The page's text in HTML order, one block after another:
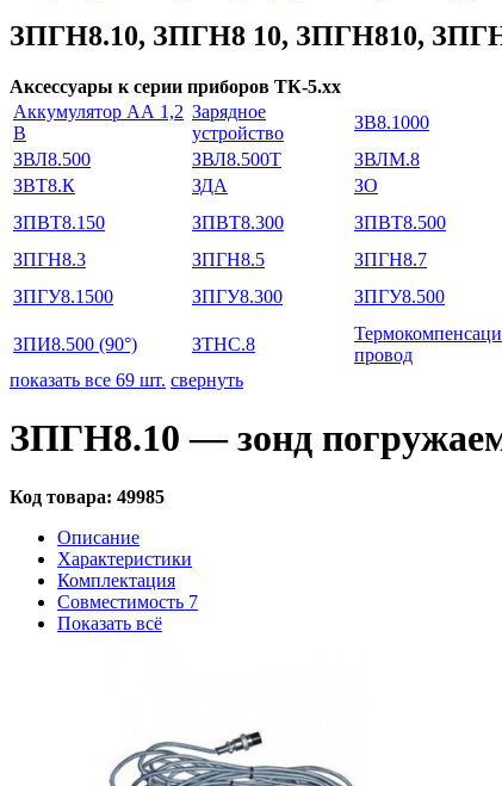
ЗПГН8.10, ЗПГН8 10, ЗПГН810,
Аксессуары к серии приборов ТК-5.хх
Аккумулятор АА 1,2
В
Зарядное
устройство
ЗВ8.1000
ЗВЛ8.500
ЗВЛ8.500Т ЗВЛМ.8
ЗВТ8.К
ЗДА ЗО
ЗПВТ8.150
ЗПВТ8.300 ЗПВТ8.500
ЗПГН8.3
ЗПГН8.5 ЗПГН8.7
ЗПГУ8.1500
ЗПГУ8.300 ЗПГУ8.500
ЗПИ8.500 (90°)
ЗТНС.8
провод
показать все 69 шт. свернуть
ЗПГН8.10 — зонд
Код товара: 49985
Описание
Характеристики
Комплектация
Совместимость 7
Показать всё